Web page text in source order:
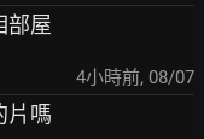
部屋
4小時前, 08/07
片嗎